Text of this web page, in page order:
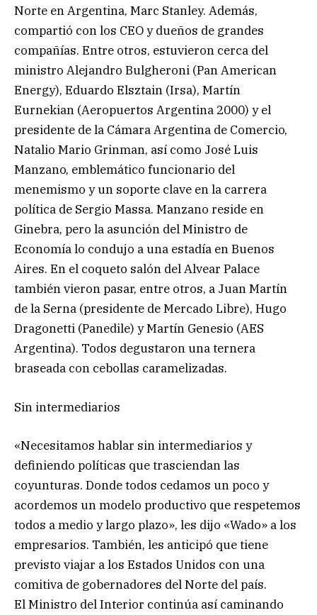
Norte en Argentina, Marc Stanley. Además,
compartió con los CEO y dueños de grandes
compañías. Entre otros, estuvieron cerca del
ministro Alejandro Bulgheroni (Pan American
Energy), Eduardo Elsztain (Irsa), Martín
Eurnekian (Aeropuertos Argentina 2000) y el
presidente de la Cámara Argentina de Comercio,
Natalio Mario Grinman, así como José Luis
Manzano, emblemático funcionario del
menemismo y un soporte clave en la carrera
política de Sergio Massa. Manzano reside en
Ginebra, pero la asunción del Ministro de
Economía lo condujo a una estadía en Buenos
Aires. En el coqueto salón del Alvear Palace
también vieron pasar, entre otros, a Juan Martín
de la Serna (presidente de Mercado Libre), Hugo
Dragonetti (Panedile) y Martín Genesio (AES
Argentina). Todos degustaron una ternera
braseada con cebollas caramelizadas.
Sin intermediarios
«Necesitamos hablar sin intermediarios y
definiendo políticas que trasciendan las
coyunturas. Donde todos cedamos un poco y
acordemos un modelo productivo que respetemos
todos a medio y largo plazo», les dijo «Wado» a los
empresarios. También, les anticipó que tiene
previsto viajar a los Estados Unidos con una
comitiva de gobernadores del Norte del país.
El Ministro del Interior continúa así caminando